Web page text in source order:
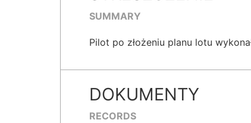
SUMMARY
Pilot po złożeniu planu lotu
DOKUMENTY
RECORDS